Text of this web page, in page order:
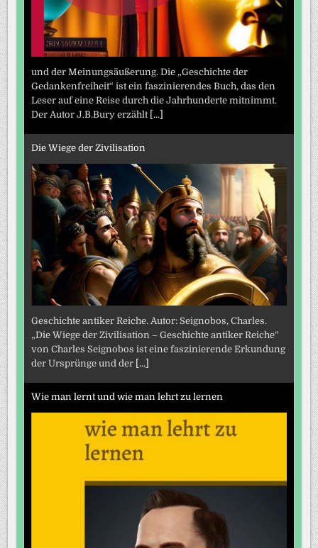
und der Meinungsäußerung. Die „Geschichte der
Gedankenfreiheit“ ist ein faszinierendes Buch, das den
Leser auf eine Reise durch die Jahrhunderte mitnimmt.
Der Autor J.B.Bury erzählt [...]
Die Wiege der Zivilisation
Geschichte antiker Reiche. Autor: Seignobos, Charles.
„Die Wiege der Zivilisation – Geschichte antiker Reiche“
von Charles Seignobos ist eine faszinierende Erkundung
der Ursprünge und der [...]
Wie man lernt und wie man lehrt zu lernen